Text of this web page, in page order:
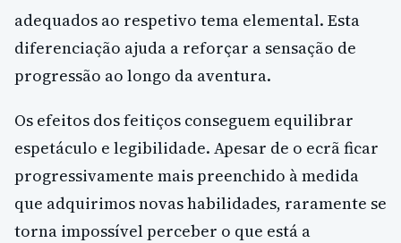
adequados ao respetivo tema elemental. Esta
diferenciação ajuda a reforçar a sensação de
progressão ao longo da aventura.
Os efeitos dos feitiços conseguem equilibrar
espetáculo e legibilidade. Apesar de o ecrã ficar
progressivamente mais preenchido à medida
que adquirimos novas habilidades, raramente se
torna impossível perceber o que está a